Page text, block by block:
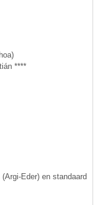
****
Eder) en standaard